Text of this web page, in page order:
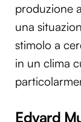
produzione
una
stimolo a
in un clima
Edvard